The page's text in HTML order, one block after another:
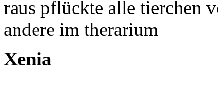
raus pflückte alle tierchen
andere im therarium
Xenia